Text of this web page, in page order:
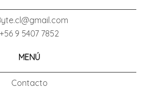
+56 9 5407 7852
MENÚ
Contacto